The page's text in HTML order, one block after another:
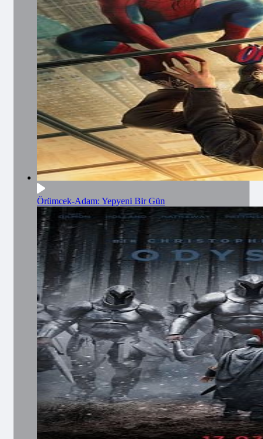
Örümcek-Adam: Yepyeni Bir Gün